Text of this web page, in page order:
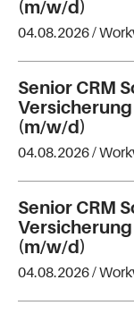
(m/w/d)
04.08.2026 /
Senior CRM
(m/w/d)
04.08.2026 /
Senior CRM
(m/w/d)
04.08.2026 /